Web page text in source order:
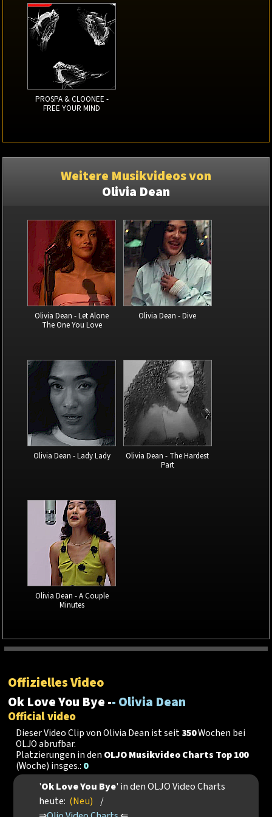
PROSPA & CLOONEE -
FREE YOUR MIND
Weitere Musikvideos von
Olivia Dean
Olivia Dean - Let Alone
The One You Love
Olivia Dean - Dive
Olivia Dean - Lady Lady
Olivia Dean - The Hardest
Part
Olivia Dean - A Couple
Minutes
Offizielles Video
Ok Love You Bye -- Olivia Dean
Official video
Dieser Video Clip von Olivia Dean ist seit350Wochen bei
OLJO abrufbar.
Platzierungen in den OLJO Musikvideo Charts Top 100
(Woche) insges.: 0
'Ok Love You Bye' in den OLJO Video Charts
heute: (Neu)
/